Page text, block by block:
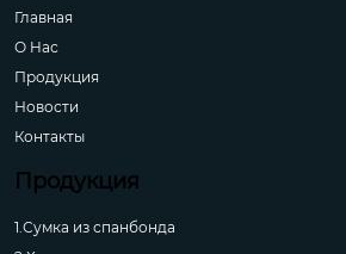
Главная
О Hас
Продукция
Новости
Контакты
Продукция
1.Сумка из спанбонда